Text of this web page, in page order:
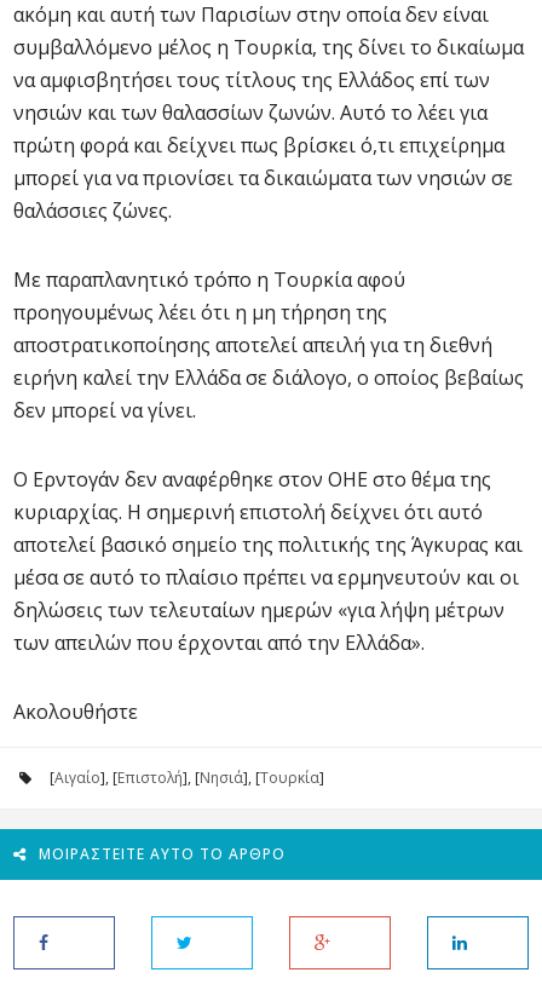
ακόμη και αυτή των Παρισίων στην οποία δεν είναι
συμβαλλόμενο μέλος η Τουρκία, της δίνει το δικαίωμα
να αμφισβητήσει τους τίτλους της Ελλάδος επί των
νησιών και των θαλασσίων ζωνών. Αυτό το λέει για
πρώτη φορά και δείχνει πως βρίσκει ό,τι επιχείρημα
μπορεί για να πριονίσει τα δικαιώματα των νησιών σε
θαλάσσιες ζώνες.
Με παραπλανητικό τρόπο η Τουρκία αφού
προηγουμένως λέει ότι η μη τήρηση της
αποστρατικοποίησης αποτελεί απειλή για τη διεθνή
ειρήνη καλεί την Ελλάδα σε διάλογο, ο οποίος βεβαίως
δεν μπορεί να γίνει.
Ο Ερντογάν δεν αναφέρθηκε στον ΟΗΕ στο θέμα της
κυριαρχίας. Η σημερινή επιστολή δείχνει ότι αυτό
αποτελεί βασικό σημείο της πολιτικής της Άγκυρας και
μέσα σε αυτό το πλαίσιο πρέπει να ερμηνευτούν και οι
δηλώσεις των τελευταίων ημερών «για λήψη μέτρων
των απειλών που έρχονται από την Ελλάδα».
Ακολουθήστε
[Αιγαίο], [Επιστολή], [Νησιά], [Τουρκία]
ΜΟΙΡΑΣΤΕΊΤΕ ΑΥΤΌ ΤΟ ΆΡΘΡΟ